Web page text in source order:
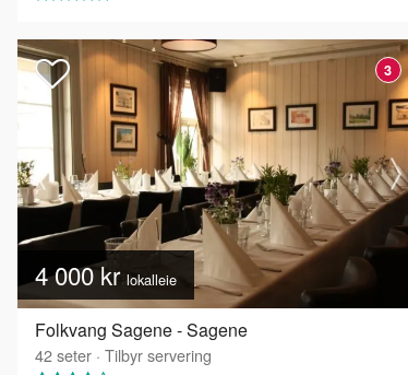
3
4 000 kr lokalleie
Folkvang Sagene - Sagene
42seter · Tilbyr servering